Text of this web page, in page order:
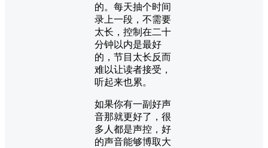
的。每天抽个时间
录上一段，不需要
太长，控制在二十
分钟以内是最好
的，节目太长反而
难以让读者接受，
听起来也累。
如果你有一副好声
音那就更好了，很
多人都是声控，好
的声音能够博取大